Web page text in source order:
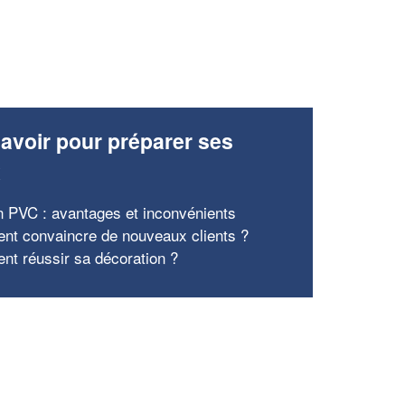
pour préparer ses
PVC : avantages et inconvénients
convaincre de nouveaux clients ?
réussir sa décoration ?